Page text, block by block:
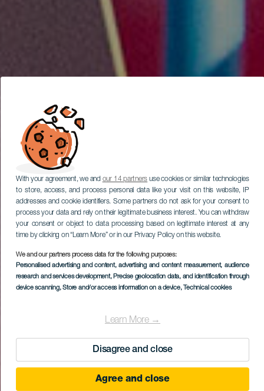
With your agreement, we and our 14 partners use cookies or similar technologies
to store, access, and process personal data like your visit on this website, IP
addresses and cookie identifiers. Some partners do not ask for your consent to
process your data and rely on their legitimate business interest. You can withdraw
your consent or object to data processing based on legitimate interest at any
time by clicking on “Learn More” or in our Privacy Policy on this website.
We and our partners process data for the following purposes:
Personalised advertising and content, advertising and content measurement, audience
research and services development, Precise geolocation data, and identification through
device scanning, Store and/or access information on a device, Technical cookies
Learn More →
Disagree and close
Agree and close